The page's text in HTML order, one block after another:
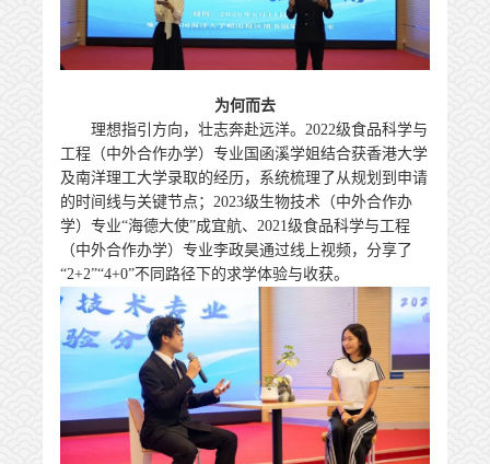
为何而去
理想指引方向，壮志奔赴远洋。2022级食品科学与
工程（中外合作办学）专业国函溪学姐结合获香港大学
及南洋理工大学录取的经历，系统梳理了从规划到申请
的时间线与关键节点；2023级生物技术（中外合作办
学）专业“海德大使”成宜航、2021级食品科学与工程
（中外合作办学）专业李政昊通过线上视频，分享了
“2+2”“4+0”不同路径下的求学体验与收获。